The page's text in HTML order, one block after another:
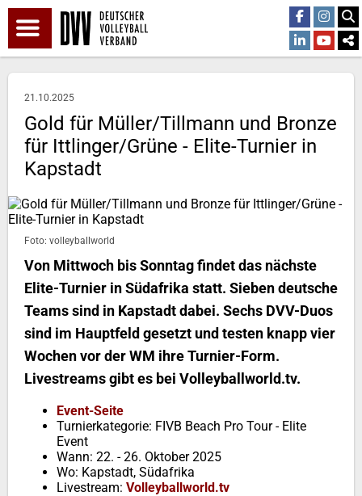
21.10.2025
Gold für Müller/Tillmann und Bronze
für Ittlinger/Grüne - Elite-Turnier in
Kapstadt
Foto: volleyballworld
Von Mittwoch bis Sonntag findet das nächste
Elite-Turnier in Südafrika statt. Sieben deutsche
Teams sind in Kapstadt dabei. Sechs DVV-Duos
sind im Hauptfeld gesetzt und testen knapp vier
Wochen vor der WM ihre Turnier-Form.
Livestreams gibt es bei Volleyballworld.tv.
Event-Seite
Turnierkategorie: FIVB Beach Pro Tour - Elite
Event
Wann: 22. - 26. Oktober 2025
Wo: Kapstadt, Südafrika
Livestream: Volleyballworld.tv